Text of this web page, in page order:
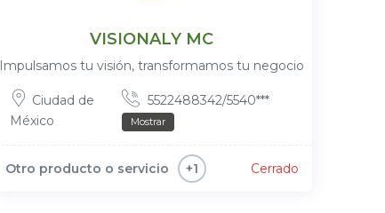
VISIONALY MC
Impulsamos tu visión, transformamos tu negocio
Ciudad de
México
5522488342/5540***
Mostrar
Otro producto o servicio +1 Cerrado